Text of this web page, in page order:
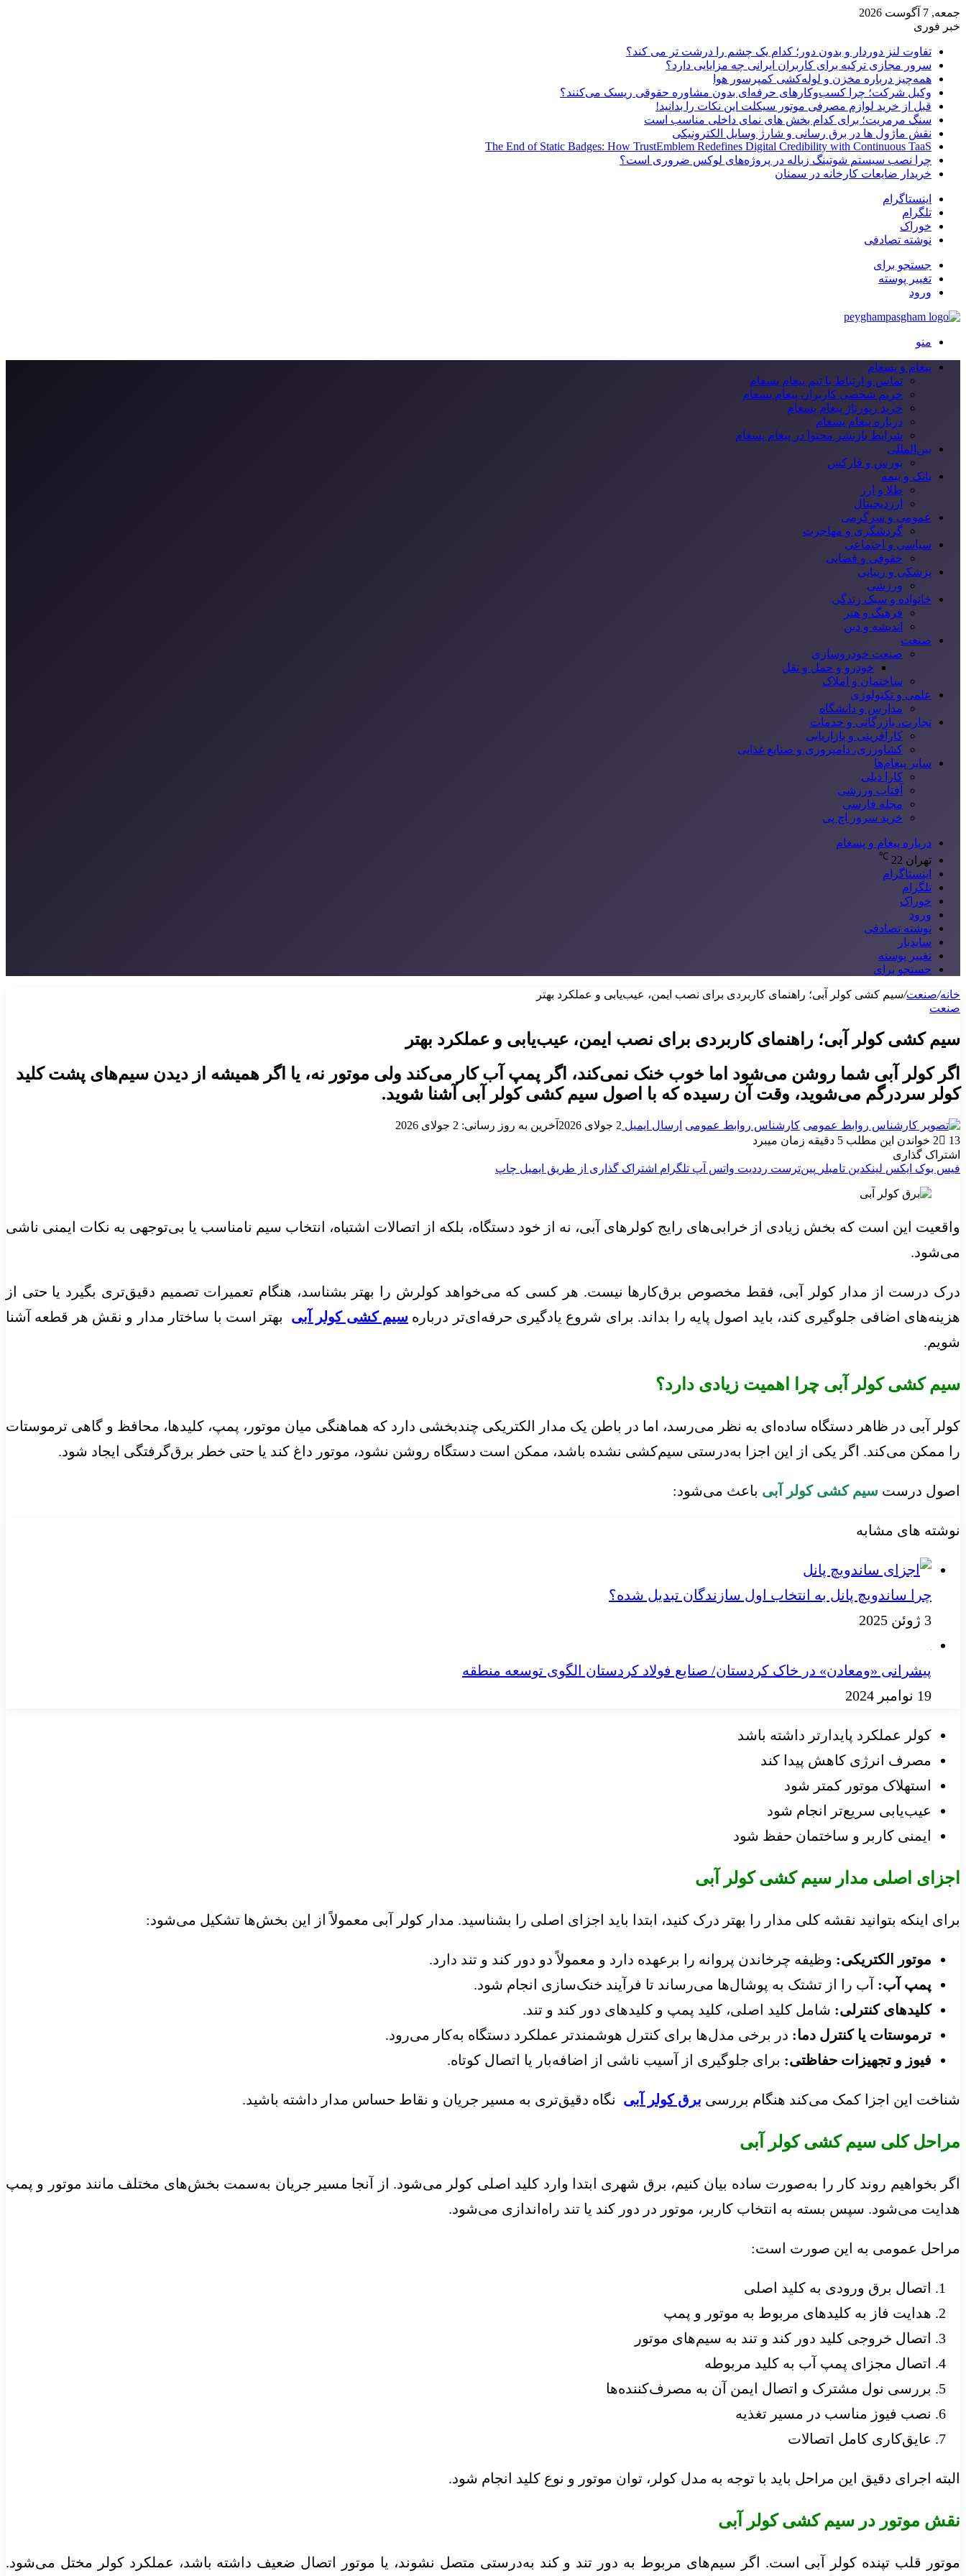
جمعه, 7 آگوست 2026
خبر فوری
تفاوت لنز دوردار و بدون دور؛ کدام یک چشم را درشت تر می کند؟
سرور مجازی ترکیه برای کاربران ایرانی چه مزایایی دارد؟
همه‌چیز درباره مخزن و لوله‌کشی کمپرسور هوا
وکیل شرکت؛ چرا کسب‌وکارهای حرفه‌ای بدون مشاوره حقوقی ریسک می‌کنند؟
قبل از خرید لوازم مصرفی موتور سیکلت این نکات را بدانید!
سنگ مرمریت؛ برای کدام بخش های نمای داخلی مناسب است
نقش ماژول ها در برق رسانی و شارژ وسایل الکترونیکی
The End of Static Badges: How TrustEmblem Redefines Digital Credibility with Continuous TaaS
چرا نصب سیستم شوتینگ زباله در پروژه‌های لوکس ضروری است؟
خریدار ضایعات کارخانه در سمنان
اینستاگرام
تلگرام
خوراک
نوشته تصادفی
جستجو برای
تغییر پوسته
ورود
منو
پیغام و پسغام
تماس و ارتباط با تیم پیغام پسغام
حریم شخصی کاربران پیغام پسغام
خرید رپورتاژ پیغام پسغام
درباره پیغام پسغام
شرایط بازنشر محتوا در پیغام پسغام
بین‌المللی
بورس و فارکس
بانک و بیمه
طلا و ارز
ارزدیجیتال
عمومی و سرگرمی
گردشگری و مهاجرت
سیاسی و اجتماعی
حقوقی و قضایی
پزشکی و زیبایی
ورزشی
خانواده و سبک زندگی
فرهنگ و هنر
اندیشه و دین
صنعت
صنعت خودروسازی
خودرو و حمل و نقل
ساختمان و املاک
علمی و تکنولوژی
مدارس و دانشگاه
تجارت، بازرگانی و خدمات
کارآفرینی و بازاریابی
کشاورزی، دامپروری و صنایع غذایی
سایر پیغام‌ها
کارا دیلی
آفتاب ورزشی
مجله فارسی
خرید سرور اچ پی
درباره پیغام و پسغام
تهران 22
℃
اینستاگرام
تلگرام
خوراک
ورود
نوشته تصادفی
سایدبار
تغییر پوسته
جستجو برای
خانه/صنعت/سیم کشی کولر آبی؛ راهنمای کاربردی برای نصب ایمن، عیب‌یابی و عملکرد بهتر
صنعت
سیم کشی کولر آبی؛ راهنمای کاربردی برای نصب ایمن، عیب‌یابی و عملکرد بهتر
اگر کولر آبی شما روشن می‌شود اما خوب خنک نمی‌کند، اگر پمپ آب کار می‌کند ولی موتور نه، یا اگر همیشه از دیدن سیم‌های پشت کلید
کولر سردرگم می‌شوید، وقت آن رسیده که با اصول سیم کشی کولر آبی آشنا شوید.
کارشناس روابط عمومی ارسال ایمیل 2 جولای 2026
آخرین به روز رسانی: 2 جولای 2026
2
13
خواندن این مطلب 5 دقیقه زمان میبرد
اشتراک گذاری
فیس بوک ایکس لینکدین ‫تامبلر ‫پین‌ترست ‫رددیت واتس آپ تلگرام اشتراک گذاری از طریق ایمیل چاپ
واقعیت این است که بخش زیادی از خرابی‌های رایج کولرهای آبی، نه از خود دستگاه، بلکه از اتصالات اشتباه، انتخاب سیم نامناسب یا بی‌توجهی به نکات ایمنی ناشی
می‌شود.
درک درست از مدار کولر آبی، فقط مخصوص برق‌کارها نیست. هر کسی که می‌خواهد کولرش را بهتر بشناسد، هنگام تعمیرات تصمیم دقیق‌تری بگیرد یا حتی از
هزینه‌های اضافی جلوگیری کند، باید اصول پایه را بداند. برای شروع یادگیری حرفه‌ای‌تر درباره سیم کشی کولر آبی بهتر است با ساختار مدار و نقش هر قطعه آشنا
شویم.
سیم کشی کولر آبی چرا اهمیت زیادی دارد؟
کولر آبی در ظاهر دستگاه ساده‌ای به نظر می‌رسد، اما در باطن یک مدار الکتریکی چندبخشی دارد که هماهنگی میان موتور، پمپ، کلیدها، محافظ و گاهی ترموستات
را ممکن می‌کند. اگر یکی از این اجزا به‌درستی سیم‌کشی نشده باشد، ممکن است دستگاه روشن نشود، موتور داغ کند یا حتی خطر برق‌گرفتگی ایجاد شود.
اصول درست سیم کشی کولر آبی باعث می‌شود:
نوشته های مشابه
چرا ساندویچ پانل به انتخاب اول سازندگان تبدیل شده؟
3 ژوئن 2025
پیشرانی «ومعادن» در خاک کردستان/ صنایع فولاد کردستان الگوی توسعه منطقه
19 نوامبر 2024
کولر عملکرد پایدارتر داشته باشد
مصرف انرژی کاهش پیدا کند
استهلاک موتور کمتر شود
عیب‌یابی سریع‌تر انجام شود
ایمنی کاربر و ساختمان حفظ شود
اجزای اصلی مدار سیم کشی کولر آبی
برای اینکه بتوانید نقشه کلی مدار را بهتر درک کنید، ابتدا باید اجزای اصلی را بشناسید. مدار کولر آبی معمولاً از این بخش‌ها تشکیل می‌شود:
موتور الکتریکی: وظیفه چرخاندن پروانه را برعهده دارد و معمولاً دو دور کند و تند دارد.
پمپ آب: آب را از تشتک به پوشال‌ها می‌رساند تا فرآیند خنک‌سازی انجام شود.
کلیدهای کنترلی: شامل کلید اصلی، کلید پمپ و کلیدهای دور کند و تند.
ترموستات یا کنترل دما: در برخی مدل‌ها برای کنترل هوشمندتر عملکرد دستگاه به‌کار می‌رود.
فیوز و تجهیزات حفاظتی: برای جلوگیری از آسیب ناشی از اضافه‌بار یا اتصال کوتاه.
شناخت این اجزا کمک می‌کند هنگام بررسی برق کولر آبی نگاه دقیق‌تری به مسیر جریان و نقاط حساس مدار داشته باشید.
مراحل کلی سیم کشی کولر آبی
اگر بخواهیم روند کار را به‌صورت ساده بیان کنیم، برق شهری ابتدا وارد کلید اصلی کولر می‌شود. از آنجا مسیر جریان به‌سمت بخش‌های مختلف مانند موتور و پمپ
هدایت می‌شود. سپس بسته به انتخاب کاربر، موتور در دور کند یا تند راه‌اندازی می‌شود.
مراحل عمومی به این صورت است:
اتصال برق ورودی به کلید اصلی
هدایت فاز به کلیدهای مربوط به موتور و پمپ
اتصال خروجی کلید دور کند و تند به سیم‌های موتور
اتصال مجزای پمپ آب به کلید مربوطه
بررسی نول مشترک و اتصال ایمن آن به مصرف‌کننده‌ها
نصب فیوز مناسب در مسیر تغذیه
عایق‌کاری کامل اتصالات
البته اجرای دقیق این مراحل باید با توجه به مدل کولر، توان موتور و نوع کلید انجام شود.
نقش موتور در سیم کشی کولر آبی
موتور قلب تپنده کولر آبی است. اگر سیم‌های مربوط به دور تند و کند به‌درستی متصل نشوند، یا موتور اتصال ضعیف داشته باشد، عملکرد کولر مختل می‌شود.